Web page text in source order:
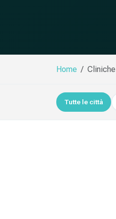
Home Cliniche
Tutte le città